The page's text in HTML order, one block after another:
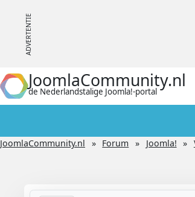
JoomlaCommunity.nl
de Nederlandstalige Joomla!-portal
JoomlaCommunity.nl Forum Joomla!